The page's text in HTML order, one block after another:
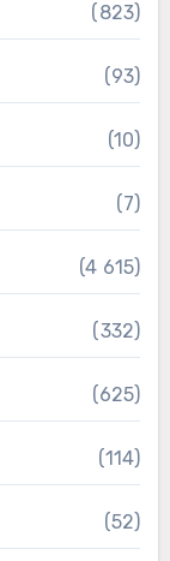
(823)
(93)
(10)
(7)
(4 615)
(332)
(625)
(114)
(52)